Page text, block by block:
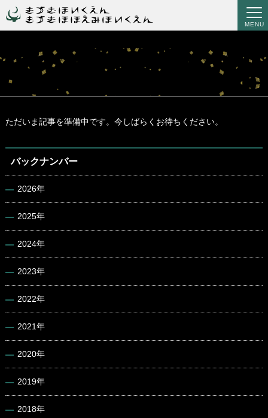
MENU
ただいま記事を準備中です。今しばらくお待ちください。
バックナンバー
2026年
2025年
2024年
2023年
2022年
2021年
2020年
2019年
2018年